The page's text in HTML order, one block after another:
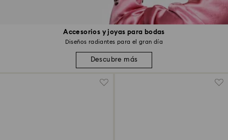
Accesorios y joyas para bodas
Diseños radiantes para el gran día
Descubre más